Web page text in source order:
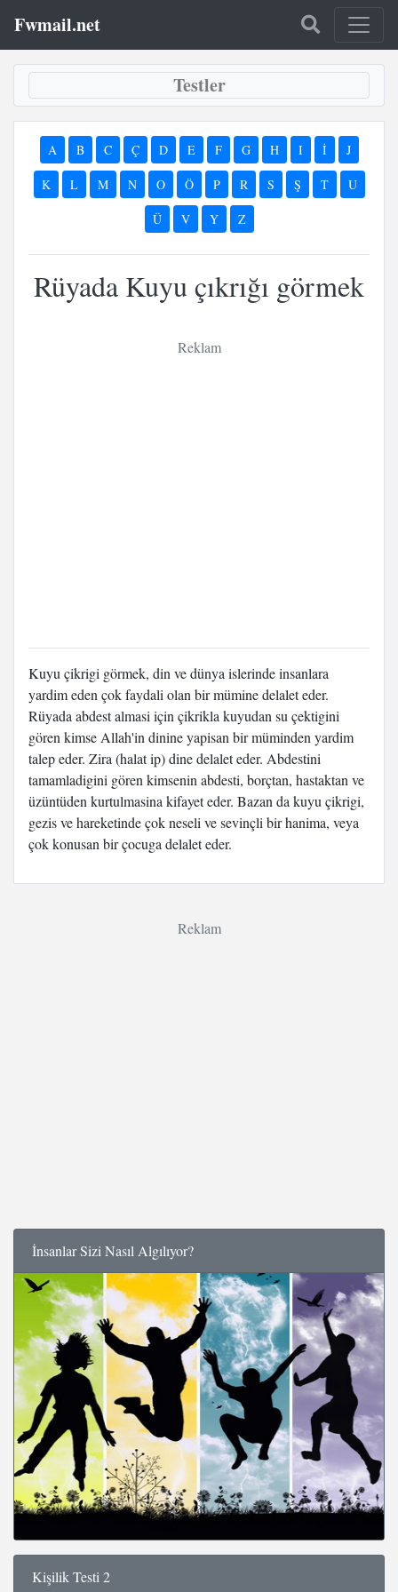
Fwmail.net
Testler
A B C Ç D E F G H I İ J
K L M N O Ö P R S Ş T U
Ü V Y Z
Rüyada Kuyu çıkrığı görmek
Reklam
Kuyu çikrigi görmek, din ve dünya islerinde insanlara
yardim eden çok faydali olan bir mümine delalet eder.
Rüyada abdest almasi için çikrikla kuyudan su çektigini
gören kimse Allah'in dinine yapisan bir müminden yardim
talep eder. Zira (halat ip) dine delalet eder. Abdestini
tamamladigini gören kimsenin abdesti, borçtan, hastaktan ve
üzüntüden kurtulmasina kifayet eder. Bazan da kuyu çikrigi,
gezis ve hareketinde çok neseli ve sevinçli bir hanima, veya
çok konusan bir çocuga delalet eder.
Reklam
İnsanlar Sizi Nasıl Algılıyor?
Kişilik Testi 2